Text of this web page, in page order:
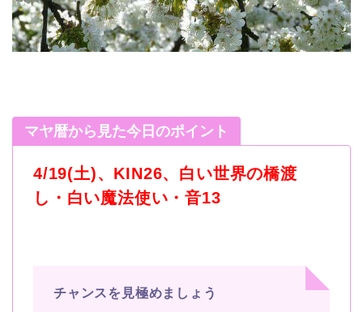
マヤ暦から見た今日のポイント
4/19(土)、 KIN26、白い世界の橋渡
し・白い魔法使い・音13
チャンスを見極めましょう